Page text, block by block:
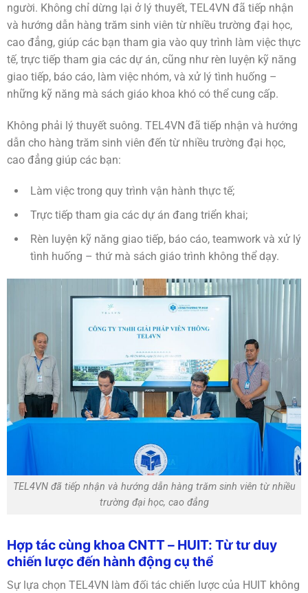
người. Không chỉ dừng lại ở lý thuyết, TEL4VN đã tiếp nhận
và hướng dẫn hàng trăm sinh viên từ nhiều trường đại học,
cao đẳng, giúp các bạn tham gia vào quy trình làm việc thực
tế, trực tiếp tham gia các dự án, cũng như rèn luyện kỹ năng
giao tiếp, báo cáo, làm việc nhóm, và xử lý tình huống –
những kỹ năng mà sách giáo khoa khó có thể cung cấp.
Không phải lý thuyết suông. TEL4VN đã tiếp nhận và hướng
dẫn cho hàng trăm sinh viên đến từ nhiều trường đại học,
cao đẳng giúp các bạn:
Làm việc trong quy trình vận hành thực tế;
Trực tiếp tham gia các dự án đang triển khai;
Rèn luyện kỹ năng giao tiếp, báo cáo, teamwork và xử lý
tình huống – thứ mà sách giáo trình không thể dạy.
TEL4VN đã tiếp nhận và hướng dẫn hàng trăm sinh viên từ nhiều
trường đại học, cao đẳng
Hợp tác cùng khoa CNTT – HUIT: Từ tư duy
chiến lược đến hành động cụ thể
Sự lựa chọn TEL4VN làm đối tác chiến lược của HUIT không